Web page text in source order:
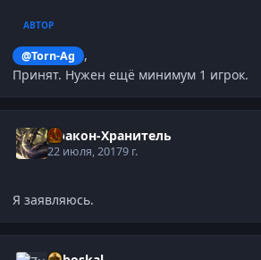
АВТОР
@Torn-Ag
,
Принят. Нужен ещё минимум 1 игрок.
Дракон-Хранитель
22 июля, 20179 г.
Я заявляюсь.